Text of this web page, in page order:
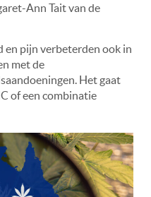
Ann Tait van de
en pijn verbeterden ook in
met de
Het gaat
of een combinatie